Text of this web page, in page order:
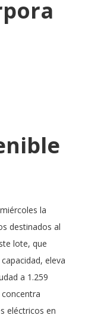
la
destinados al
lote, que
eleva
a 1.259
eléctricos en